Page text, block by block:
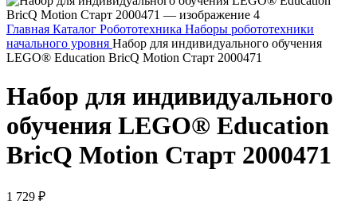
Главная Каталог Робототехника Наборы робототехники
начального уровня Набор для индивидуального обучения
LEGO® Education BricQ Motion Старт 2000471
Набор для индивидуального
обучения LEGO® Education
BricQ Motion Старт 2000471
1 729 ₽